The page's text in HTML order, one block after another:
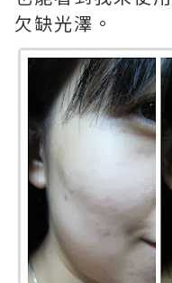
欠缺光澤。